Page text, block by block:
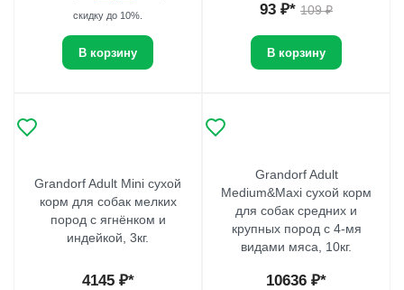
скидку до 10%.
В корзину
93 ₽* 109₽
В корзину
Grandorf Adult Mini сухой
корм для собак мелких
пород с ягнёнком и
индейкой, 3кг.
4145₽*
Grandorf Adult
Medium&Maxi сухой корм
для собак средних и
крупных пород с 4-мя
видами мяса, 10кг.
10636 ₽*